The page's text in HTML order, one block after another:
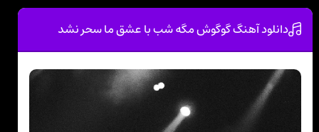
دانلود آهنگ گوگوش مگه شب با عشق ما سحر نشد